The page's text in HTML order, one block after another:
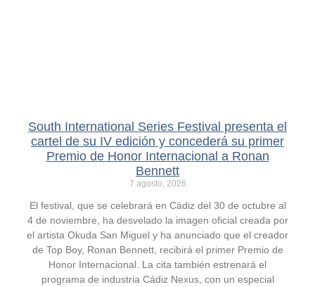
South International Series Festival presenta el
cartel de su IV edición y concederá su primer
Premio de Honor Internacional a Ronan
Bennett
7 agosto, 2026
El festival, que se celebrará en Cádiz del 30 de octubre al
4 de noviembre, ha desvelado la imagen oficial creada por
el artista Okuda San Miguel y ha anunciado que el creador
de Top Boy, Ronan Bennett, recibirá el primer Premio de
Honor Internacional. La cita también estrenará el
programa de industria Cádiz Nexus, con un especial